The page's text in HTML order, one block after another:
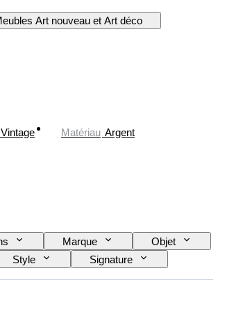
Art nouveau et Art déco
Vintage Matériau Argent
Marque
Objet
Style
Signature
Diamètre du boîtier